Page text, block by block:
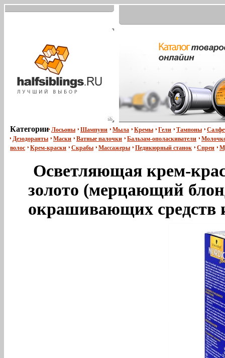
Категории Лосьоны Шампуни Мыла Кремы Гели Тампоны
Дезодоранты
Маски Ватные палочки Бальзам-ополаскиватели
волос
Крем-краски Скрабы Массажеры Педикюрный станок Спреи
Осветляющая крем-
золото (мерцающий
окрашивающих средств